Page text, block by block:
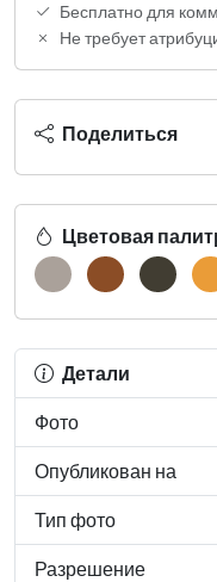
Бесплатно для
Не требует
Поделиться
Цветовая
Детали
Фото
Опубликован на
Тип фото
Разрешение